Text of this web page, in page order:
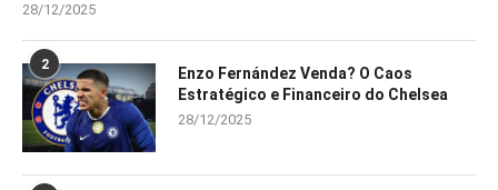
28/12/2025
2
Enzo Fernández Venda? O Caos
Estratégico e Financeiro do Chelsea
28/12/2025